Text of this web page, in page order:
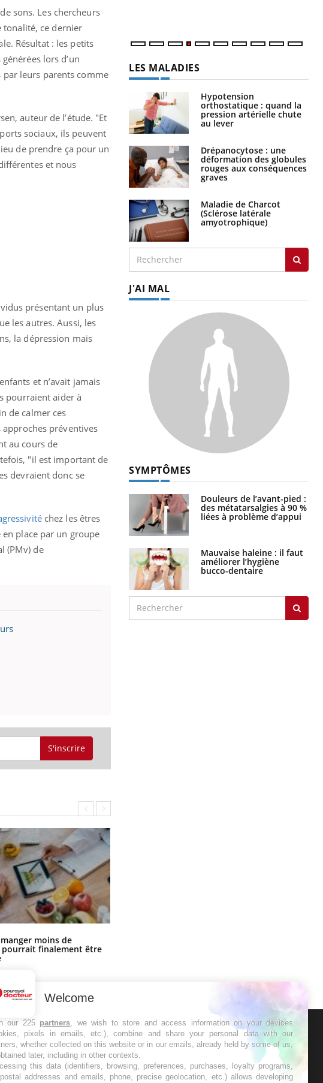
sons. Les chercheurs
tonalité, ce dernier
Résultat : les petits
lors d’un
par leurs parents comme
auteur de l’étude. "Et
sociaux, ils peuvent
de prendre ça pour un
et nous
présentant un plus
les autres. Aussi, les
la dépression mais
et n’avait jamais
pourraient aider à
de calmer ces
préventives
au cours de
"il est important de
devraient donc se
chez les êtres
en place par un groupe
(PMv) de
S'inscrire
moins de
pourrait finalement être
LES MALADIES
Hypotension
orthostatique : quand la
pression artérielle chute
au lever
Drépanocytose : une
déformation des globules
rouges aux conséquences
graves
Maladie de Charcot
(Sclérose latérale
amyotrophique)
J'AI MAL
SYMPTÔMES
Douleurs de l’avant-pied :
des métatarsalgies à 90 %
liées à problème d’appui
Mauvaise haleine : il faut
améliorer l’hygiène
bucco-dentaire
Recevez toutes les semaines les meilleures
Welcome
our 225 partners, we wish to store and access information on your devices
pixels in emails, etc.), combine and share your personal data with our
whether collected on this website or in our emails, already held by some of us,
later, including in other contexts.
this data (identifiers, browsing, preferences, purchases, loyalty programs,
postal addresses and emails, phone, precise geolocation, etc.) allows developing